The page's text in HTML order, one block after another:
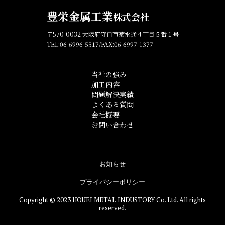
豊栄金属工業株式会社
〒570-0032 大阪府守口市菊水通４丁目５番１号
TEL:06-6996-5517/FAX:06-6997-1377
当社の強み
加工内容
問題解決実績
よくある質問
会社概要
お問い合わせ
お知らせ
プライバシーポリシー
Copyright © 2023 HOUEI METAL INDUSTORY Co. Ltd. All rights
reserved.